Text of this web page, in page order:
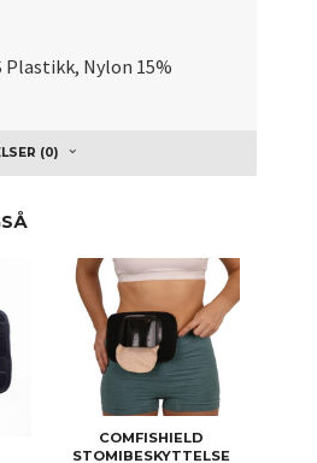
Plastikk, Nylon 15%
(0)
COMFISHIELD
STOMIBESKYTTELSE